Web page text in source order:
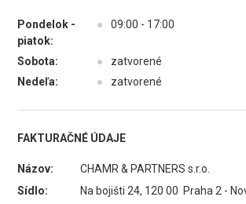
Pondelok -
piatok:
● 09:00 - 17:00
Sobota: ●
zatvorené
Nedeľa:
● zatvorené
FAKTURAČNÉ ÚDAJE
Názov:
CHAMR & PARTNERS s.r.o.
Sídlo:
Na bojišti 24, 120 00 Praha 2 -